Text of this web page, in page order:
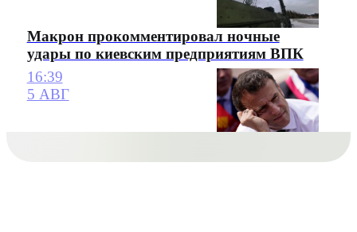
Макрон прокомментировал ночные
удары по киевским предприятиям ВПК
16:39
5 АВГ